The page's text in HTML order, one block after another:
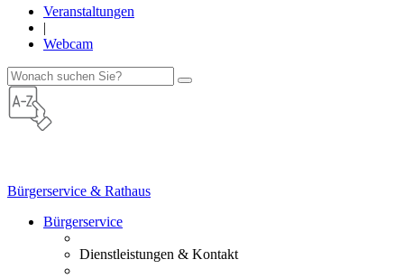
Veranstaltungen
|
Webcam
Bürgerservice & Rathaus
Bürgerservice
Dienstleistungen & Kontakt